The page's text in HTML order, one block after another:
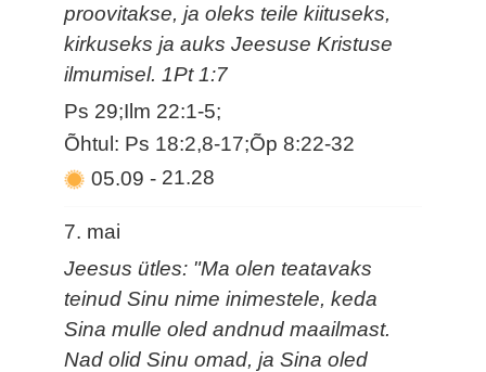
proovitakse, ja oleks teile kiituseks,
kirkuseks ja auks Jeesuse Kristuse
ilmumisel. 1Pt 1:7
Ps 29;Ilm 22:1-5;
Õhtul: Ps 18:2,8-17;Õp 8:22-32
05.09- 21.28
7. mai
Jeesus ütles: "Ma olen teatavaks
teinud Sinu nime inimestele, keda
Sina mulle oled andnud maailmast.
Nad olid Sinu omad, ja Sina oled